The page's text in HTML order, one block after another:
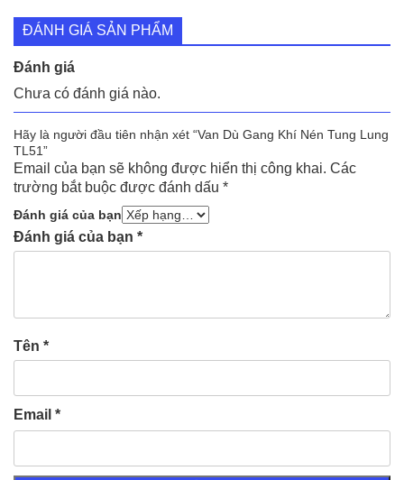
ĐÁNH GIÁ SẢN PHẨM
Đánh giá
Chưa có đánh giá nào.
Hãy là người đầu tiên nhận xét “Van Dù Gang Khí Nén Tung Lung
TL51”
Email của bạn sẽ không được hiển thị công khai. Các
trường bắt buộc được đánh dấu *
Đánh giá của bạn
Đánh giá của bạn *
Tên *
Email *